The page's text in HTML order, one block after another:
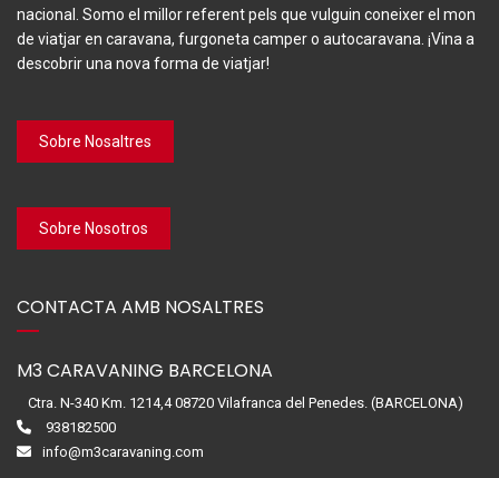
nacional. Somo el millor referent pels que vulguin coneixer el mon
de viatjar en caravana, furgoneta camper o autocaravana. ¡Vina a
descobrir una nova forma de viatjar!
Sobre Nosaltres
Sobre Nosotros
CONTACTA AMB NOSALTRES
M3 CARAVANING BARCELONA
Ctra. N-340 Km. 1214,4 08720 Vilafranca del Penedes. (BARCELONA)
938182500
info@m3caravaning.com